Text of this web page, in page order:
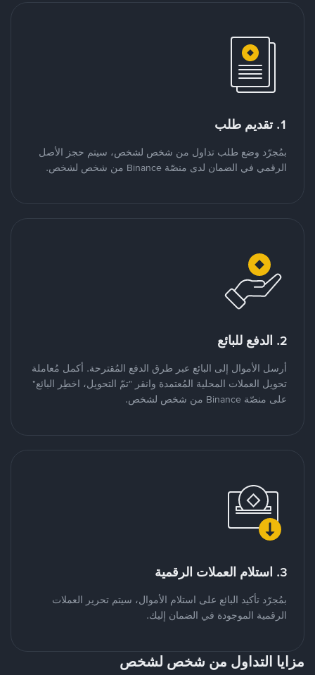
1. تقديم طلب
بمُجرّد وضع طلب تداول من شخص لشخص، سيتم حجز الأصل
الرقمي في الضمان لدى منصّة Binance من شخص لشخص.
2. الدفع للبائع
أرسل الأموال إلى البائع عبر طرق الدفع المُقترحة. أكمل مُعاملة
تحويل العملات المحلية المُعتمدة وانقر "تمّ التحويل، اخطِر البائع"
على منصّة Binance من شخص لشخص.
3. استلام العملات الرقمية
بمُجرّد تأكيد البائع على استلام الأموال، سيتم تحرير العملات
الرقمية الموجودة في الضمان إليك.
مزايا التداول من شخص لشخص